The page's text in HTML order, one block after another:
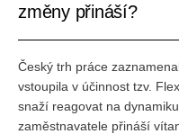
změny přináší?
Český trh práce
vstoupila v účinnost tzv.
snaží reagovat na
zaměstnavatele přináší